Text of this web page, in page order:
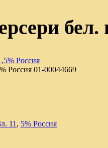
бел.
Россия 01-00044669
11 , 5% Россия